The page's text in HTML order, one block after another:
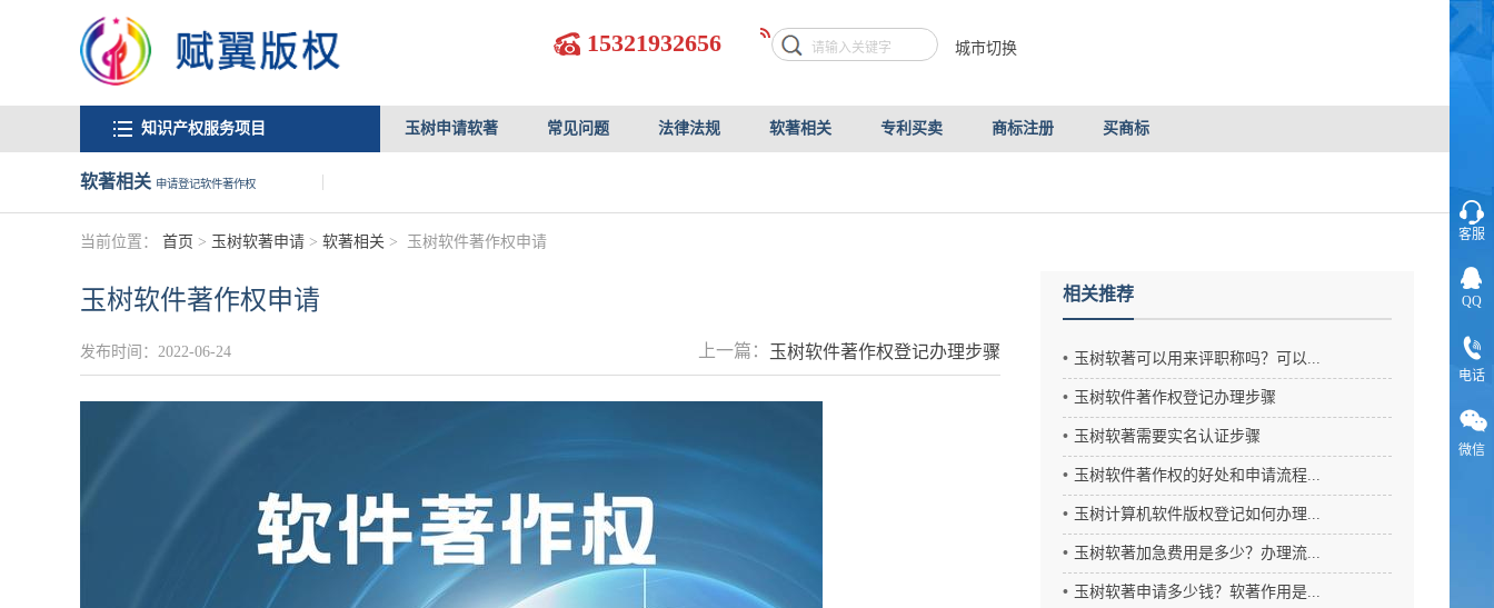
15321932656 城市切换
知识产权服务项目 玉树申请软著 常见问题 法律法规 软著相关 专利买卖 商标注册 买商标
软著相关 申请登记软件著作权
当前位置： 首页 > 玉树软著申请 > 软著相关 > 玉树软件著作权申请
玉树软件著作权申请
发布时间：2022-06-24 上一篇： 玉树软件著作权登记办理步骤
相关推荐
玉树软著可以用来评职称吗？可以...
玉树软件著作权登记办理步骤
玉树软著需要实名认证步骤
玉树软件著作权的好处和申请流程...
玉树计算机软件版权登记如何办理...
玉树软著加急费用是多少？办理流...
玉树软著申请多少钱？软著作用是...
客服
QQ
电话
微信